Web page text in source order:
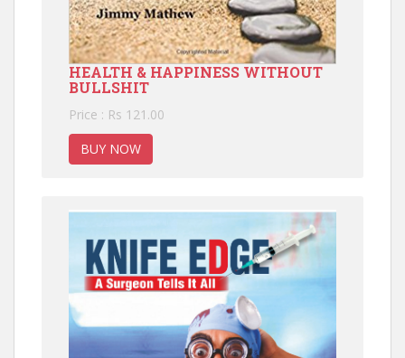
HEALTH & HAPPINESS WITHOUT
BULLSHIT
Price : Rs 121.00
BUY NOW